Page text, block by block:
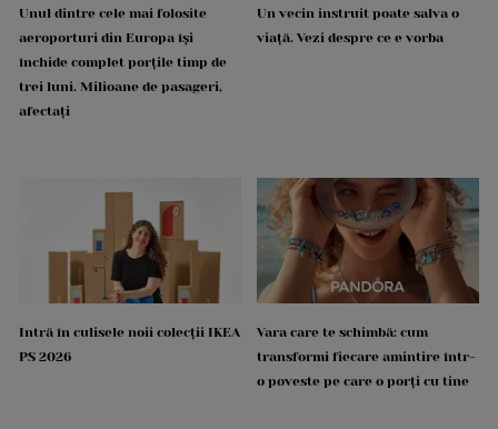
Unul dintre cele mai folosite
aeroporturi din Europa își
închide complet porțile timp de
trei luni. Milioane de pasageri,
afectați
Un vecin instruit poate salva o
viață. Vezi despre ce e vorba
Intră în culisele noii colecții IKEA
PS 2026
Vara care te schimbă: cum
transformi fiecare amintire într-
o poveste pe care o porți cu tine